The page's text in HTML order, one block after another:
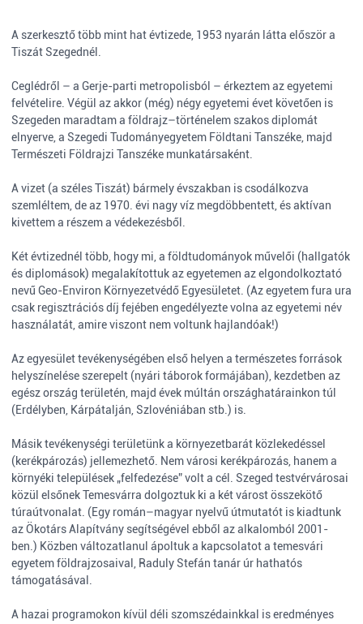
A szerkesztő több mint hat évtizede, 1953 nyarán látta először a
Tiszát Szegednél.
Ceglédről – a Gerje-parti metropolisból – érkeztem az egyetemi
felvételire. Végül az akkor (még) négy egyetemi évet követően is
Szegeden maradtam a földrajz–történelem szakos diplomát
elnyerve, a Szegedi Tudományegyetem Földtani Tanszéke, majd
Természeti Földrajzi Tanszéke munkatársaként.
A vizet (a széles Tiszát) bármely évszakban is csodálkozva
szemléltem, de az 1970. évi nagy víz megdöbbentett, és aktívan
kivettem a részem a védekezésből.
Két évtizednél több, hogy mi, a földtudományok művelői (hallgatók
és diplomások) megalakítottuk az egyetemen az elgondolkoztató
nevű Geo-Environ Környezetvédő Egyesületet. (Az egyetem fura ura
csak regisztrációs díj fejében engedélyezte volna az egyetemi név
használatát, amire viszont nem voltunk hajlandóak!)
Az egyesület tevékenységében első helyen a természetes források
helyszínelése szerepelt (nyári táborok formájában), kezdetben az
egész ország területén, majd évek múltán országhatárainkon túl
(Erdélyben, Kárpátalján, Szlovéniában stb.) is.
Másik tevékenységi területünk a környezetbarát közlekedéssel
(kerékpározás) jellemezhető. Nem városi kerékpározás, hanem a
környéki települések „felfedezése” volt a cél. Szeged testvérvárosai
közül elsőnek Temesvárra dolgoztuk ki a két várost összekötő
túraútvonalat. (Egy román–magyar nyelvű útmutatót is kiadtunk
az Ökotárs Alapítvány segítségével ebből az alkalomból 2001-
ben.) Közben változatlanul ápoltuk a kapcsolatot a temesvári
egyetem földrajzosaival, Raduly Stefán tanár úr hathatós
támogatásával.
A hazai programokon kívül déli szomszédainkkal is eredményes